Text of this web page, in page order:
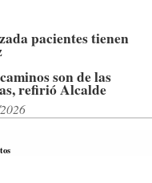
pacientes tienen
son de las
refirió Alcalde